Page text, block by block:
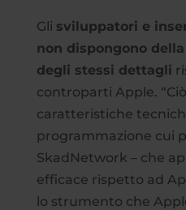
Gli sviluppatori e
non dispongono
degli stessi dettagli
controparti Apple.
caratteristiche
programmazione cui
SkadNetwork – che
efficace rispetto ad
lo strumento che